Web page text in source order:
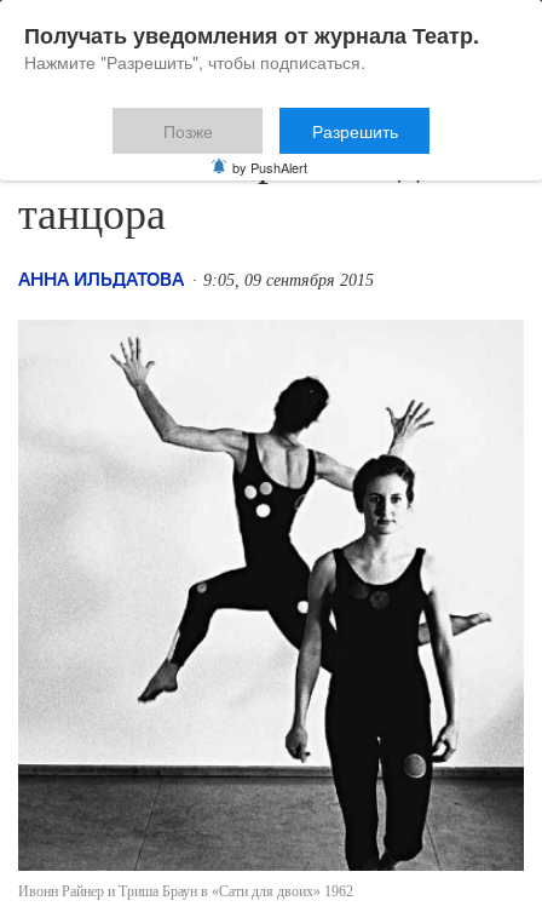
Ивонн Райнер: взгляд
танцора
АННА ИЛЬДАТОВА 9:05, 09 сентября 2015
Ивонн Райнер и Триша Браун в «Сати для двоих» 1962
Получать уведомления от журнала Театр.
Нажмите "Разрешить", чтобы подписаться.
Позже Разрешить
by PushAlert